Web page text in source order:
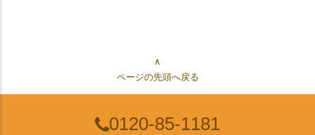
∧
ページの先頭へ戻る
0120-85-1181